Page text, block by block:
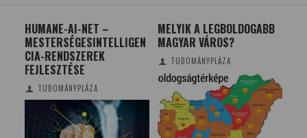
HUMANE-AI-NET –
MESTERSÉGESINTELLIGEN
CIA-RENDSZEREK
FEJLESZTÉSE
TUDOMÁNYPLÁZA
MELYIK A LEGBOLDOGABB
MAGYAR VÁROS?
TUDOMÁNYPLÁZA